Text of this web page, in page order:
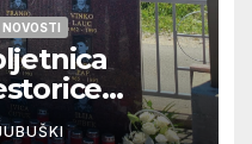
NOVOSTI